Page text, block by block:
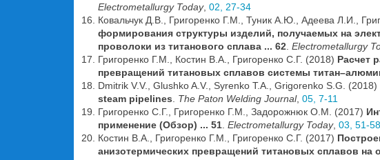
Electrometallurgy Today, 02, 27-34
Ковальчук Д.В., Григоренко Г.М., Туник А.Ю., Адеева Л.И.,
формирования структуры изделий, получаемых на
проволоки из титанового сплава ... 62 Electrometallurgy
Григоренко Г.М., Костин В.А., Григоренко С.Г. (2018) Расчет
превращений титановых сплавов системы
Dmitrik V.V., Glushko A.V., Syrenko T.A., Grigorenko S.G. (2018)
steam pipelines
The Paton Welding Journal, 05, 7-11
Григоренко С.Г., Григоренко Г.М., Задорожнюк О.М. (2017)
применение (Обзор) ... 51 Electrometallurgy Today, 03, 51-58
Костин В.А., Григоренко Г.М., Григоренко С.Г. (2017)
анизотермических превращений титановых сплавов на